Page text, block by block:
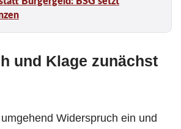
und Klage zunächst
Widerspruch ein und